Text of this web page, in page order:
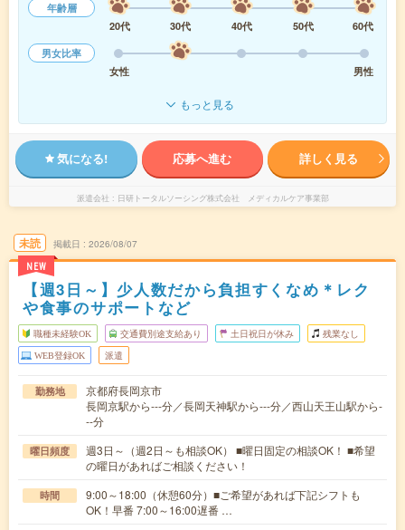
年齢層
20代
30代 40代 50代
60代
男女比率
女性
男性
もっと見る
気になる! 応募へ進む 詳しく見る
派遣会社 日研トータルソーシング株式会社 メディカルケア事業部
未読
NEW
掲載日 2026/08/07
【週3日～】少人数だから負担すくなめ＊レク
や食事のサポートなど
職種未経験OK 交通費別途支給あり 土日祝日が休み 残業なし
WEB登録OK 派遣
勤務地
京都府長岡京市
長岡京駅から---分／長岡天神駅から---分／西山天王山駅から-
--分
曜日頻度
週3日～（週2日～も相談OK） ■曜日固定の相談OK！ ■希望
の曜日があればご相談ください！
時間
9:00～18:00（休憩60分）■ご希望があれば下記シフトも
OK！早番 7:00～16:00遅番 …